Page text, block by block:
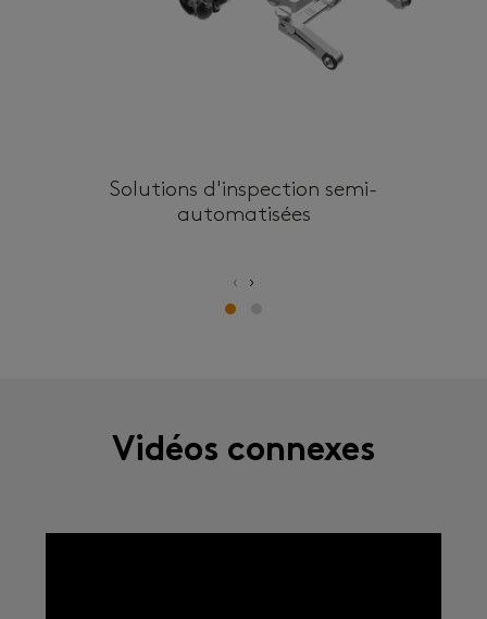
Solutions d'inspection semi-
automatisées
‹ ›
Vidéos connexes